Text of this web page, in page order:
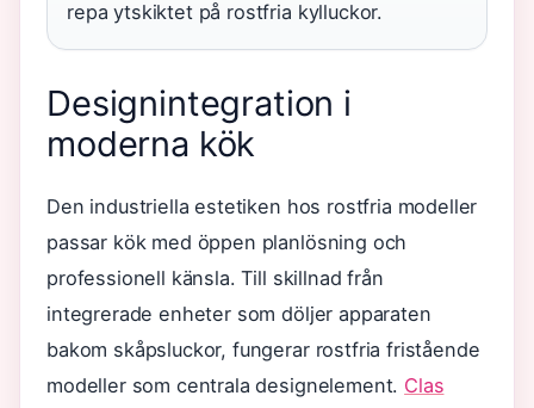
repa ytskiktet på rostfria kylluckor.
Designintegration i
moderna kök
Den industriella estetiken hos rostfria modeller
passar kök med öppen planlösning och
professionell känsla. Till skillnad från
integrerade enheter som döljer apparaten
bakom skåpsluckor, fungerar rostfria fristående
modeller som centrala designelement. Clas